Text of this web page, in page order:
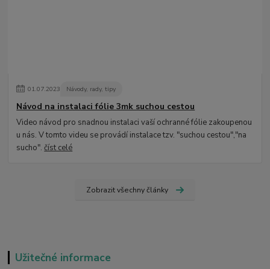
01.07.2023 Návody, rady, tipy
Návod na instalaci fólie 3mk suchou cestou
Video návod pro snadnou instalaci vaší ochranné fólie zakoupenou
u nás. V tomto videu se provádí instalace tzv. "suchou cestou","na
sucho".číst celé
Zobrazit všechny články
Užitečné informace